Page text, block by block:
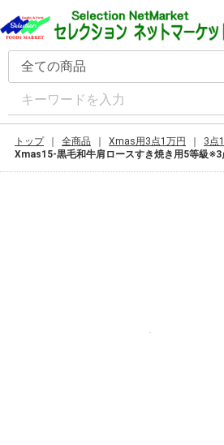
トップ 全商品 Xmas用3点1万円
3点
Xmas15-黒毛和牛肩ロースすき焼き用5等級